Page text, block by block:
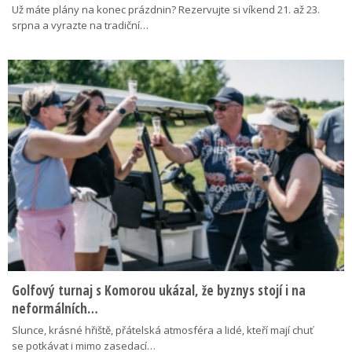
Už máte plány na konec prázdnin? Rezervujte si víkend 21. až 23.
srpna a vyrazte na tradiční…
Golfový turnaj s Komorou ukázal, že byznys stojí i na
neformálních…
Slunce, krásné hřiště, přátelská atmosféra a lidé, kteří mají chuť
se potkávat i mimo zasedací…